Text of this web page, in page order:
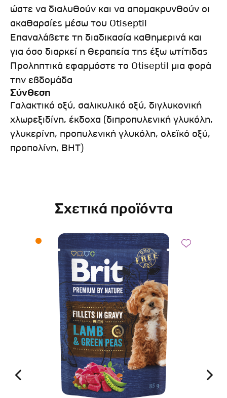
ώστε να διαλυθούν και να απομακρυνθούν οι
ακαθαρσίες μέσω του Otiseptil
Επαναλάβετε τη διαδικασία καθημερινά και
για όσο διαρκεί η θεραπεία της έξω ωτίτιδας
Προληπτικά εφαρμόστε το Otiseptil μια φορά
την εβδομάδα
Σύνθεση
Γαλακτικό οξύ, σαλικυλικό οξύ, διγλυκονική
χλωρεξιδίνη, έκδοχα (διπροπυλενική γλυκόλη,
γλυκερίνη, προπυλενική γλυκόλη, ολεϊκό οξύ,
προπολίνη, ΒΗΤ)
Σχετικά προϊόντα